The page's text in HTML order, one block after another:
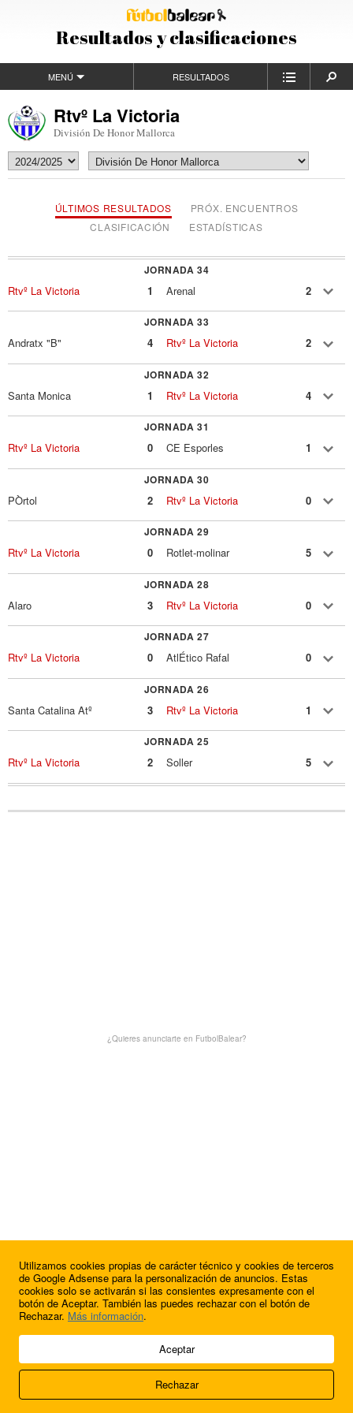
Resultados y clasificaciones
MENÚ RESULTADOS
Rtvº La Victoria
División De Honor Mallorca
ÚLTIMOS RESULTADOS
PRÓX. ENCUENTROS
CLASIFICACIÓN
ESTADÍSTICAS
JORNADA 34
Rtvº La Victoria 1 Arenal 2
JORNADA 33
Andratx "B" 4 Rtvº La Victoria 2
JORNADA 32
Santa Monica 1 Rtvº La Victoria 4
JORNADA 31
Rtvº La Victoria 0 CE Esporles 1
JORNADA 30
PÒrtol 2 Rtvº La Victoria 0
JORNADA 29
Rtvº La Victoria 0 Rotlet-molinar 5
JORNADA 28
Alaro 3 Rtvº La Victoria 0
JORNADA 27
Rtvº La Victoria 0 AtlÉtico Rafal 0
JORNADA 26
Santa Catalina Atº 3 Rtvº La Victoria 1
JORNADA 25
Rtvº La Victoria 2 Soller 5
¿Quieres anunciarte en FutbolBalear?
¿Quieres anunciarte en FutbolBalear?
© 2009 - 2026 Soluciones Corporativas IP, SL.
Acerca de nosotros
FútbolBalear
Utilizamos cookies propias de carácter técnico y cookies de terceros
de Google Adsense para la personalización de anuncios. Estas
cookies solo se activarán si las consientes expresamente con el
botón de Aceptar. También las puedes rechazar con el botón de
Rechazar. Más información.
Aceptar
Rechazar